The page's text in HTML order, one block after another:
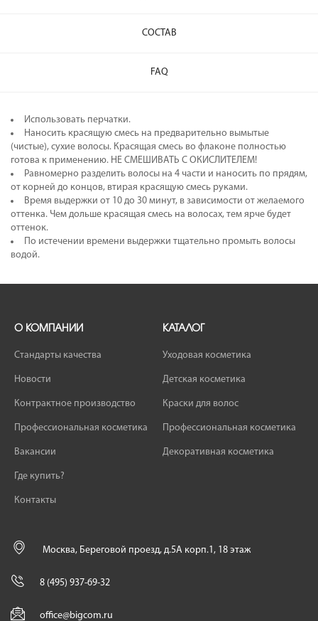
СОСТАВ
FAQ
Использовать перчатки.
Наносить красящую смесь на предварительно вымытые
(чистые), сухие волосы. Красящая смесь во флаконе полностью
готова к применению. НЕ СМЕШИВАТЬ С ОКИСЛИТЕЛЕМ!
Равномерно разделить волосы на 4 части и наносить по прядям,
от корней до концов, втирая красящую смесь руками.
Время выдержки от 10 до 30 минут, в зависимости от желаемого
оттенка. Чем дольше красящая смесь на волосах, тем ярче будет
оттенок.
По истечении времени выдержки тщательно промыть волосы
водой.
О КОМПАНИИ
Стандарты качества
Новости
Контрактное производство
Профессиональная косметика
Вакансии
Где купить?
Контакты
КАТАЛОГ
Уходовая косметика
Детская косметика
Краски для волос
Профессиональная косметика
Декоративная косметика
Москва, Береговой проезд, д.5А корп.1, 18 этаж
8 (495) 937-69-32
office@bigcom.ru